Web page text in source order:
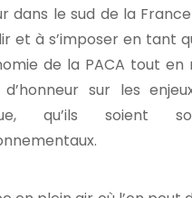
dans le sud de la
et à s’imposer en tant
de la PACA tout
sur les
qu’ils soient